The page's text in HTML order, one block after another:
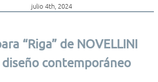
julio 4th, 2024
“Riga” de NOVELLINI
contemporáneo